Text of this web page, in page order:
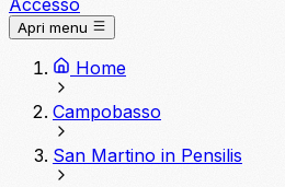
Accesso
Apri menu
Home
Campobasso
San Martino in Pensilis